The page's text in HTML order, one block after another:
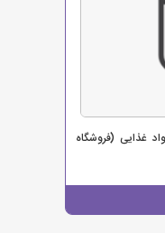
غذایی (فروشگاه